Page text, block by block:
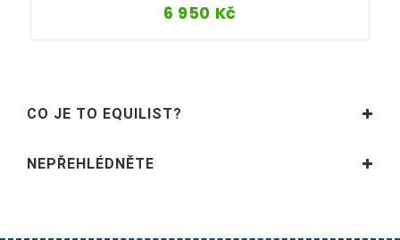
6 950 Kč
CO JE TO EQUILIST?
NEPŘEHLÉDNĚTE